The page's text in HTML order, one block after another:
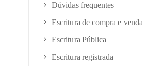
Dúvidas frequentes
Escritura de compra e venda
Escritura Pública
Escritura registrada